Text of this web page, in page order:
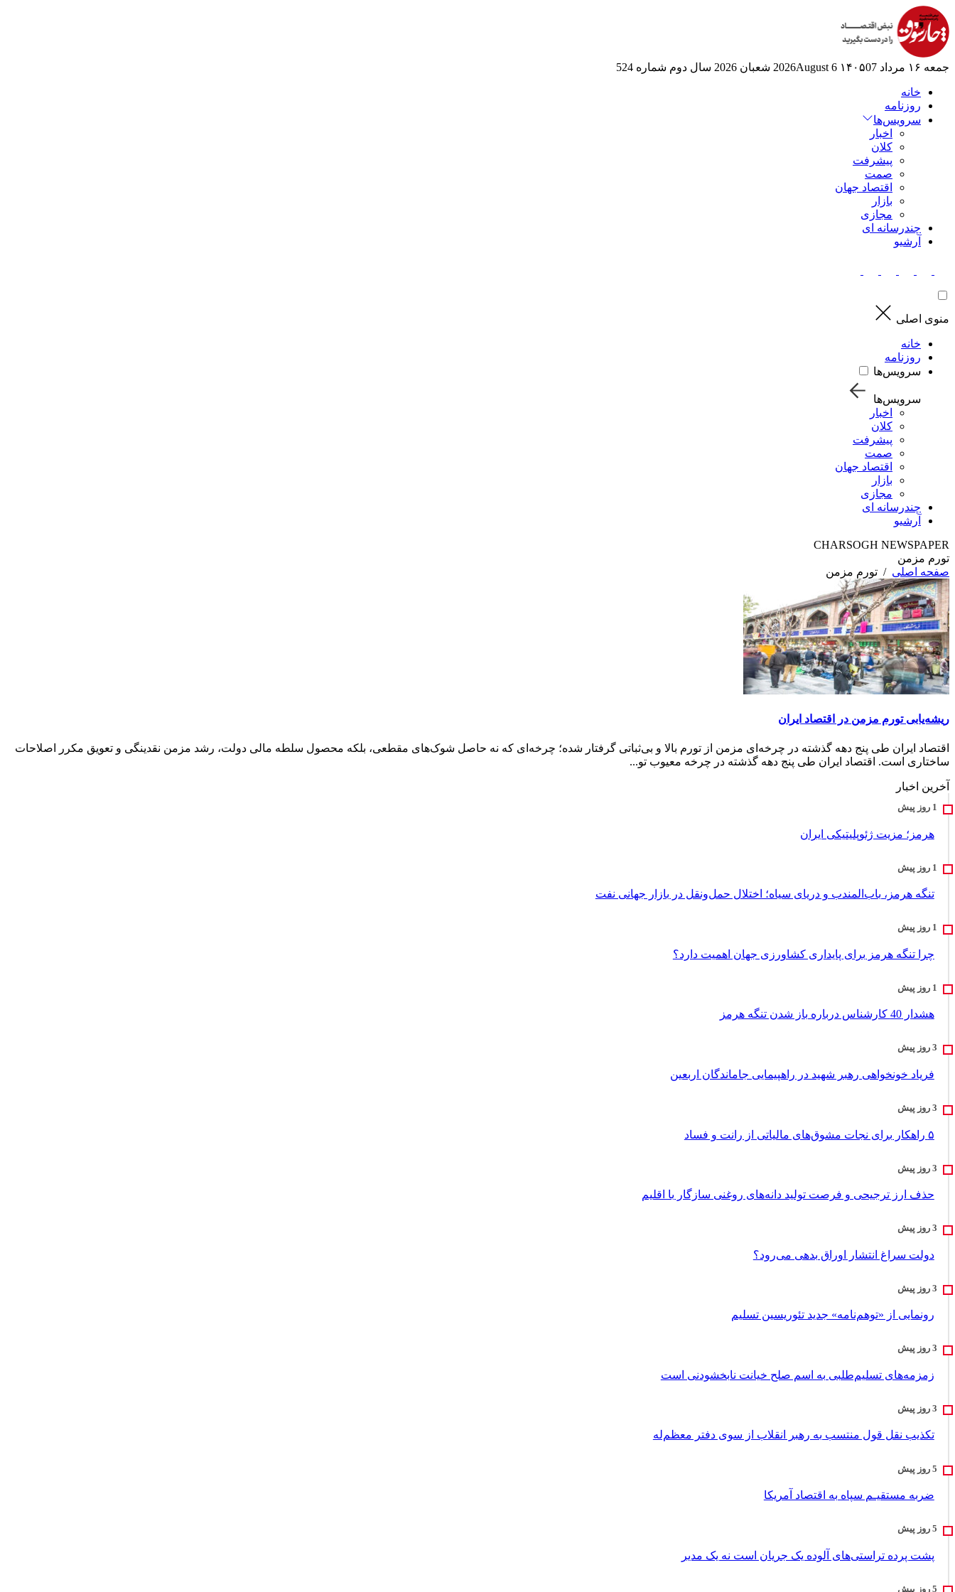
جمعه ۱۶ مرداد ۱۴۰۵ 07 2026August 6 شعبان 2026 سال دوم شماره 524
خانه
روزنامه
سرویس‌ها
اخبار
کلان
پیشرفت
صمت
اقتصاد جهان
بازار
مجازی
چندرسانه ای
آرشیو
منوی اصلی
خانه
روزنامه
سرویس‌ها
سرویس‌ها
اخبار
کلان
پیشرفت
صمت
اقتصاد جهان
بازار
مجازی
چندرسانه ای
آرشیو
CHARSOGH NEWSPAPER
تورم مزمن
صفحه اصلی / تورم مزمن
ریشه‌یابی تورم مزمن در اقتصاد ایران
اقتصاد ایران طی پنج دهه گذشته در چرخه‌ای مزمن از تورم بالا و بی‌ثباتی گرفتار شده؛ چرخه‌ای که نه حاصل شوک‌های مقطعی، بلکه محصول سلطه مالی دولت، رشد مزمن نقدینگی و تعویق مکرر اصلاحات
ساختاری است. اقتصاد ایران طی پنج دهه گذشته در چرخه معیوب تو...
آخرین اخبار
هرمز؛ مزیت ژئوپلیتیکی ایران
تنگه هرمز، باب‌المندب و دریای سیاه؛ اختلال حمل‌ونقل در بازار جهانی نفت
چرا تنگه هرمز برای پایداری کشاورزی جهان اهمیت دارد؟
هشدار 40 کارشناس درباره باز شدن تنگه هرمز
فریاد خونخواهی رهبر شهید در راهپیمایی جاماندگان اربعین
۵ راهکار برای نجات مشوق‌های مالیاتی از رانت و فساد
حذف ارز ترجیحی و فرصت تولید دانه‌های روغنی سازگار با اقلیم
دولت سراغ انتشار اوراق بدهی می‌رود؟
رونمایی از «توهم‌نامه» جدید تئور‌یسین تسلیم
زمزمه‌های تسلیم‌طلبی به اسم صلح خیانت نابخشودنی است
تکذیب نقل قول منتسب به رهبر انقلاب از سوی دفتر معظم‌له
ضربه مستقیـم سپاه به اقتصاد آمر‌یکا
پشت پرده تراستی‌های آلوده یک جریان است نه یک مدیر